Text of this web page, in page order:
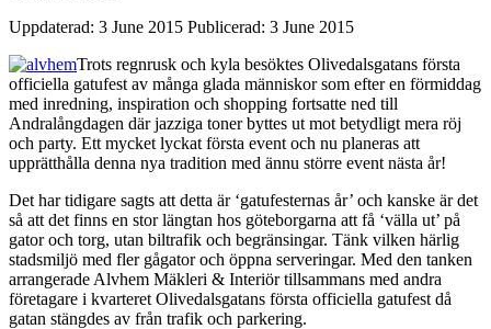
Uppdaterad: 3 June 2015 Publicerad: 3 June 2015
Trots regnrusk och kyla besöktes Olivedalsgatans första
officiella gatufest av många glada människor som efter en förmiddag
med inredning, inspiration och shopping fortsatte ned till
Andralångdagen där jazziga toner byttes ut mot betydligt mera röj
och party. Ett mycket lyckat första event och nu planeras att
upprätthålla denna nya tradition med ännu större event nästa år!
Det har tidigare sagts att detta är ‘gatufesternas år’ och kanske är det
så att det finns en stor längtan hos göteborgarna att få ‘välla ut’ på
gator och torg, utan biltrafik och begränsingar. Tänk vilken härlig
stadsmiljö med fler gågator och öppna serveringar. Med den tanken
arrangerade Alvhem Mäkleri & Interiör tillsammans med andra
företagare i kvarteret Olivedalsgatans första officiella gatufest då
gatan stängdes av från trafik och parkering.